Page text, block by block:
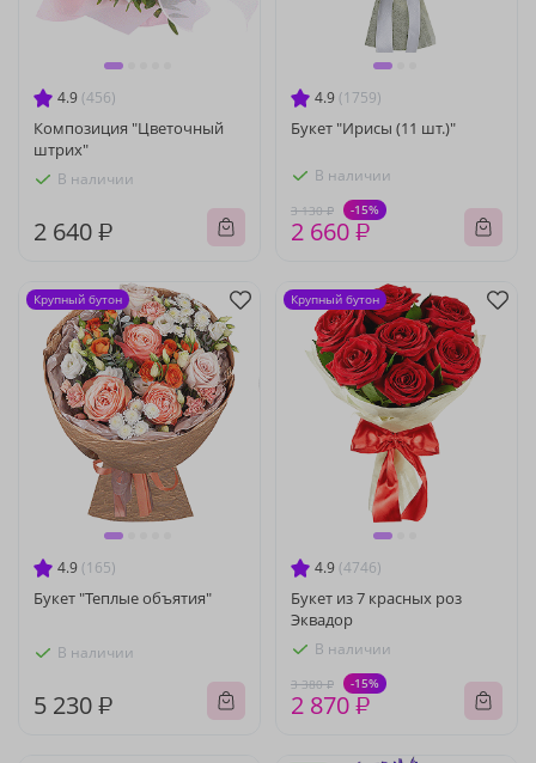
4.9 (456)
Композиция "Цветочный
штрих"
В наличии
2 640 ₽
4.9 (1759)
Букет "Ирисы (11 шт.)"
В наличии
3 130 ₽ -15%
2 660 ₽
4.9 (165)
Букет "Теплые объятия"
В наличии
5 230 ₽
Крупный бутон
4.9 (4746)
Букет из 7 красных роз
Эквадор
В наличии
3 380 ₽ -15%
2 870 ₽
Крупный бутон